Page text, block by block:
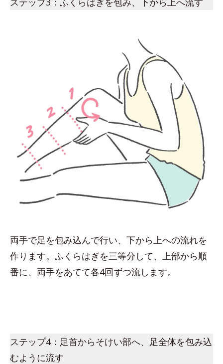
両手で足を包み込んで行い、下から上への流れを
作ります。ふくらはぎを三等分して、上部から順
番に、両手をあてて各4回ずつ流します。
ステップ4：足首からそけい部へ、足全体を包み込
むように流す